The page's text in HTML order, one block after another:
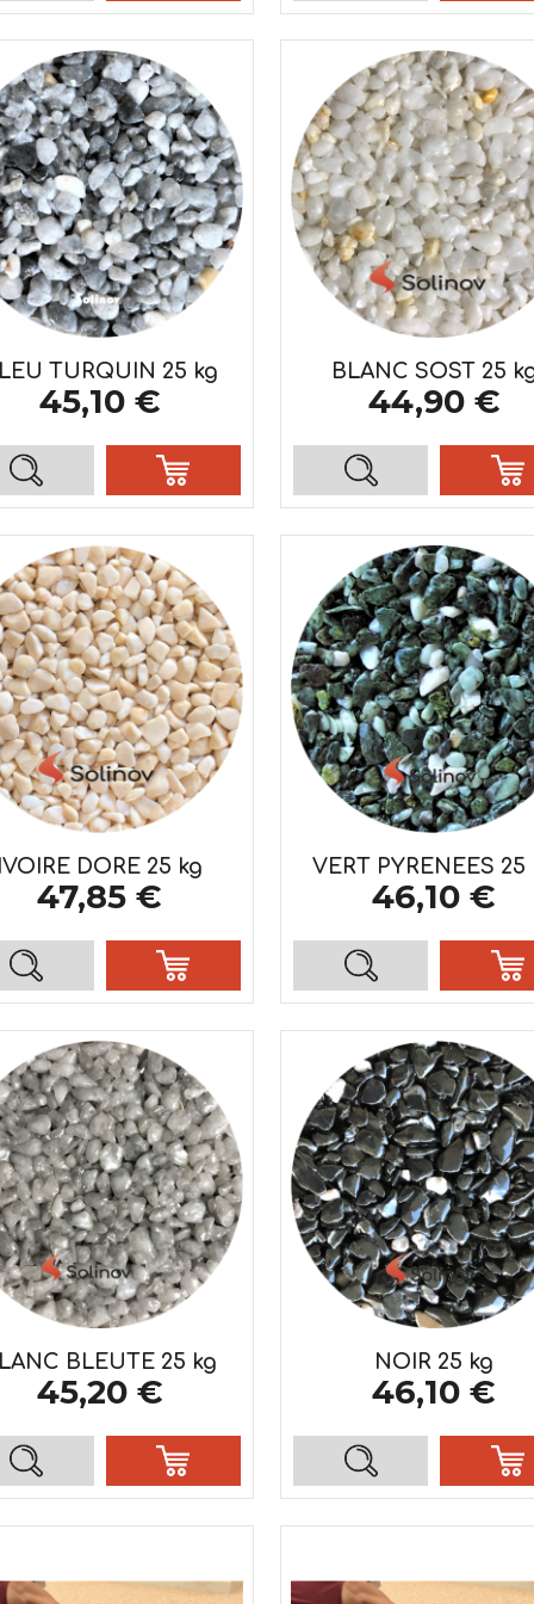
TURQUIN 25 kg
45,10 €
BLANC SOST 25
44,90 €
DORE 25 kg
47,85 €
VERT PYRENEES 25
46,10 €
BLEUTE 25 kg
45,20 €
NOIR 25 kg
46,10 €